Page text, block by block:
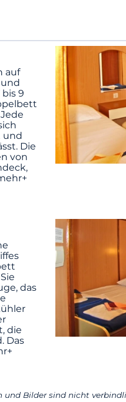
auf
9
und
Die
von
das
die
Das
Bilder sind nicht